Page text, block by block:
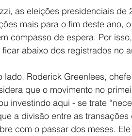
as eleições presidenciais
mais para o fim deste ano,
compasso de espera. Por
abaixo dos registrados no
lado, Roderick Greenlees,
que o movimento no
investindo aqui - se trate
a divisão entre as
com o passar dos meses.